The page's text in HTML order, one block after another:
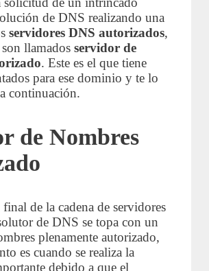
de DNS realizando una
servidores DNS autorizados,
llamados servidor de
. Este es el que tiene
para ese dominio y te lo
continuación.
de Nombres
de la cadena de servidores
de DNS se topa con un
plenamente autorizado,
es cuando se realiza la
debido a que el